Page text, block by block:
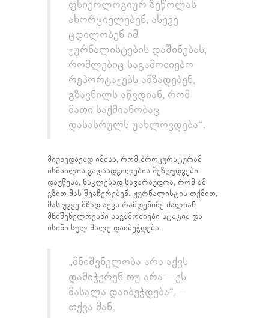
ფსიქოლოგიურ ზეწოლას
ახორციელებენ, ასევე
ცდილობენ იმ
ჟურნალისტების დაშინებას,
რომლებიც საგამოძიებო
რეპორტაჟებს ამზადებენ,
გზავნილს აწვდიან, რომ
მათი საქმიანობაც
დასასრულს უახლოვდება“.
მიუხედავად იმისა, რომ პროკურატურამ
ისმაილის გადაადგილების შეზღუდვები
დაუწესა, ნაკლებად სავარაუდოა, რომ ამ
გზით მას შეაჩერებენ. ჟურნალისტის თქმით,
მას უკვე მზად აქვს რამდენიმე ძალიან
მნიშვნელოვანი საგამოძიები სტატია და
ისინი სულ მალე დაიბეჭდება.
„მნიშვნელობა არა აქვს
დამიჭერენ თუ არა – ეს
მასალა დაიბეჭდება“, –
თქვა მან.